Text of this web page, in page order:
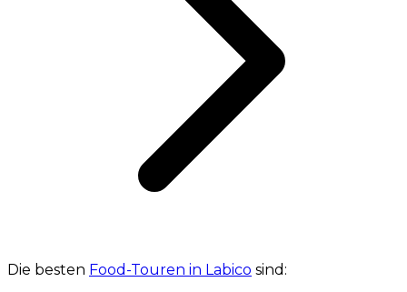
Die besten Food-Touren in Labico sind: